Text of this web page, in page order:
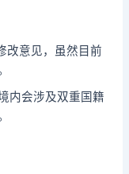
改意见，虽然目前
内会涉及双重国籍